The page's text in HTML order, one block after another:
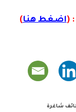
(اضغط هنا)
شاغرة